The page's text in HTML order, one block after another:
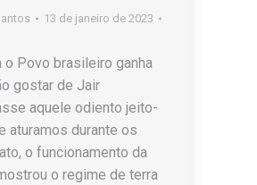
13 de janeiro de 2023
o Povo brasileiro ganha
gostar de Jair
aquele odiento jeito-
aturamos durante os
o funcionamento da
o regime de terra